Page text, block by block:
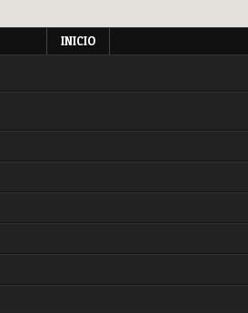
INICIO